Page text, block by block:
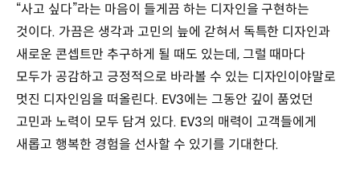
“사고 싶다”라는 마음이 들게끔 하는 디자인을 구현하는
것이다. 가끔은 생각과 고민의 늪에 갇혀서 독특한 디자인과
새로운 콘셉트만 추구하게 될 때도 있는데, 그럴 때마다
모두가 공감하고 긍정적으로 바라볼 수 있는 디자인이야말로
멋진 디자인임을 떠올린다. EV3에는 그동안 깊이 품었던
고민과 노력이 모두 담겨 있다. EV3의 매력이 고객들에게
새롭고 행복한 경험을 선사할 수 있기를 기대한다.